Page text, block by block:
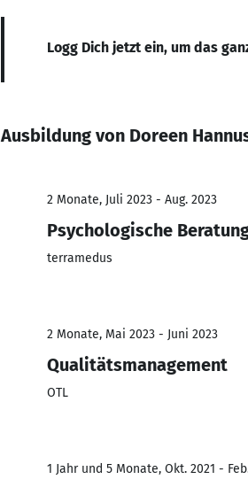
Logg Dich jetzt ein, um das
Ausbildung von Doreen
2 Monate, Juli 2023 - Aug. 2023
Psychologische
terramedus
2 Monate, Mai 2023 - Juni 2023
Qualitätsmanagement
OTL
1 Jahr und 5 Monate, Okt. 2021 -